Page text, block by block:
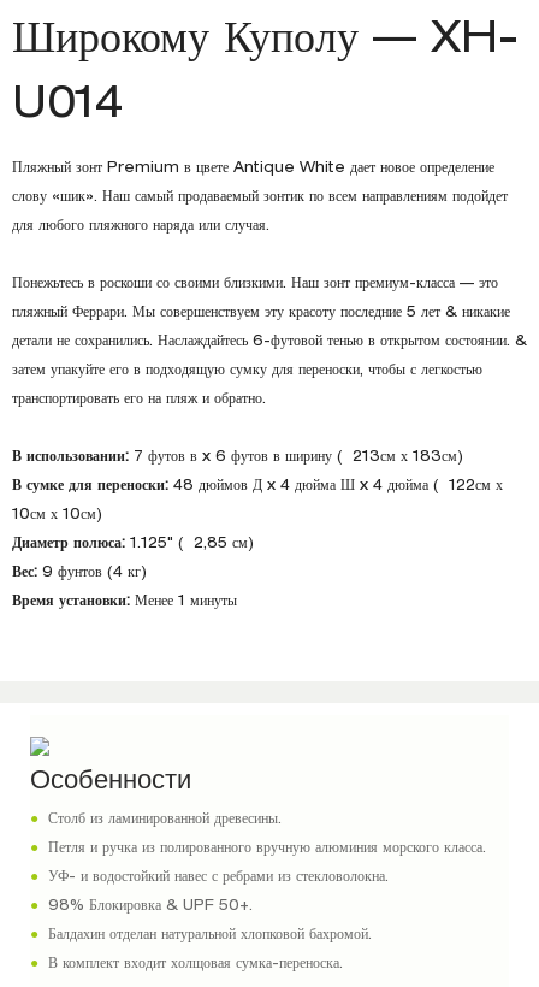
Широкому Куполу — XH-
U014
Пляжный зонт Premium в цвете Antique White дает новое определение
слову «шик». Наш самый продаваемый зонтик по всем направлениям подойдет
для любого пляжного наряда или случая.
Понежьтесь в роскоши со своими близкими. Наш зонт премиум-класса — это
пляжный Феррари. Мы совершенствуем эту красоту последние 5 лет & никакие
детали не сохранились. Наслаждайтесь 6-футовой тенью в открытом состоянии. &
затем упакуйте его в подходящую сумку для переноски, чтобы с легкостью
транспортировать его на пляж и обратно.
В использовании: 7 футов в x 6 футов в ширину ( 213см х 183см)
В сумке для переноски: 48 дюймов Д x 4 дюйма Ш x 4 дюйма ( 122см х
10см х 10см)
Диаметр полюса: 1.125" ( 2,85 см)
Вес: 9 фунтов (4 кг)
Время установки: Менее 1 минуты
Особенности
●
Столб из ламинированной древесины.
●
Петля и ручка из полированного вручную алюминия морского класса.
●
УФ- и водостойкий навес с ребрами из стекловолокна.
●
98% Блокировка & UPF 50+.
●
Балдахин отделан натуральной хлопковой бахромой.
●
В комплект входит холщовая сумка-переноска.